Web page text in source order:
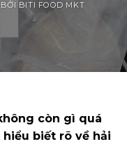
BỞI BITI FOOD MKT
còn gì quá
biết rõ về hải